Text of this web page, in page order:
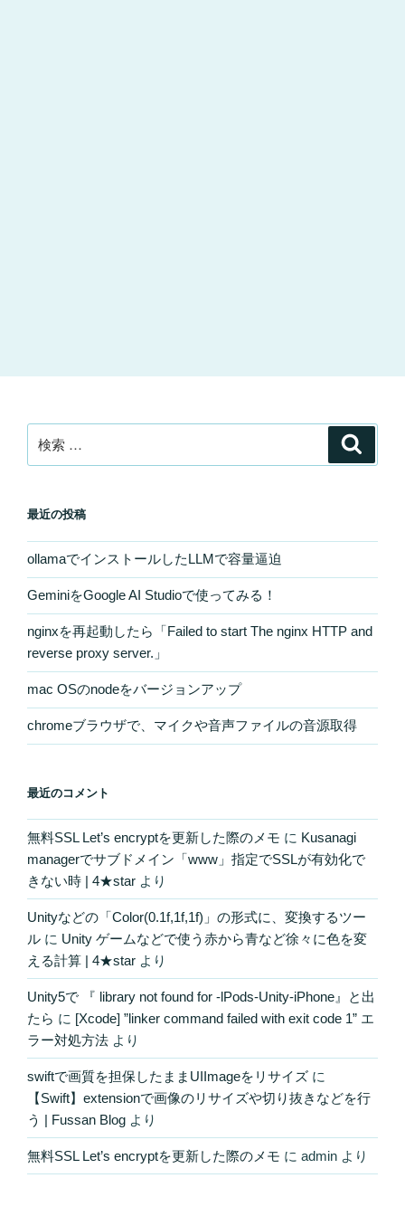
索:
最近の投稿
ollamaでインストールしたLLMで容量逼迫
GeminiをGoogle AI Studioで使ってみる！
nginxを再起動したら「Failed to start The nginx HTTP and
reverse proxy server.」
mac OSのnodeをバージョンアップ
chromeブラウザで、マイクや音声ファイルの音源取得
最近のコメント
無料SSL Let’s encryptを更新した際のメモ に Kusanagi
managerでサブドメイン「www」指定でSSLが有効化で
きない時 | 4★star より
Unityなどの「Color(0.1f,1f,1f)」の形式に、変換するツー
ル に Unity ゲームなどで使う赤から青など徐々に色を変
える計算 | 4★star より
Unity5で 『 library not found for -lPods-Unity-iPhone』と出
たら に [Xcode] ”linker command failed with exit code 1” エ
ラー対処方法 より
swiftで画質を担保したままUIImageをリサイズ に
【Swift】extensionで画像のリサイズや切り抜きなどを行
う | Fussan Blog より
無料SSL Let’s encryptを更新した際のメモ に admin より